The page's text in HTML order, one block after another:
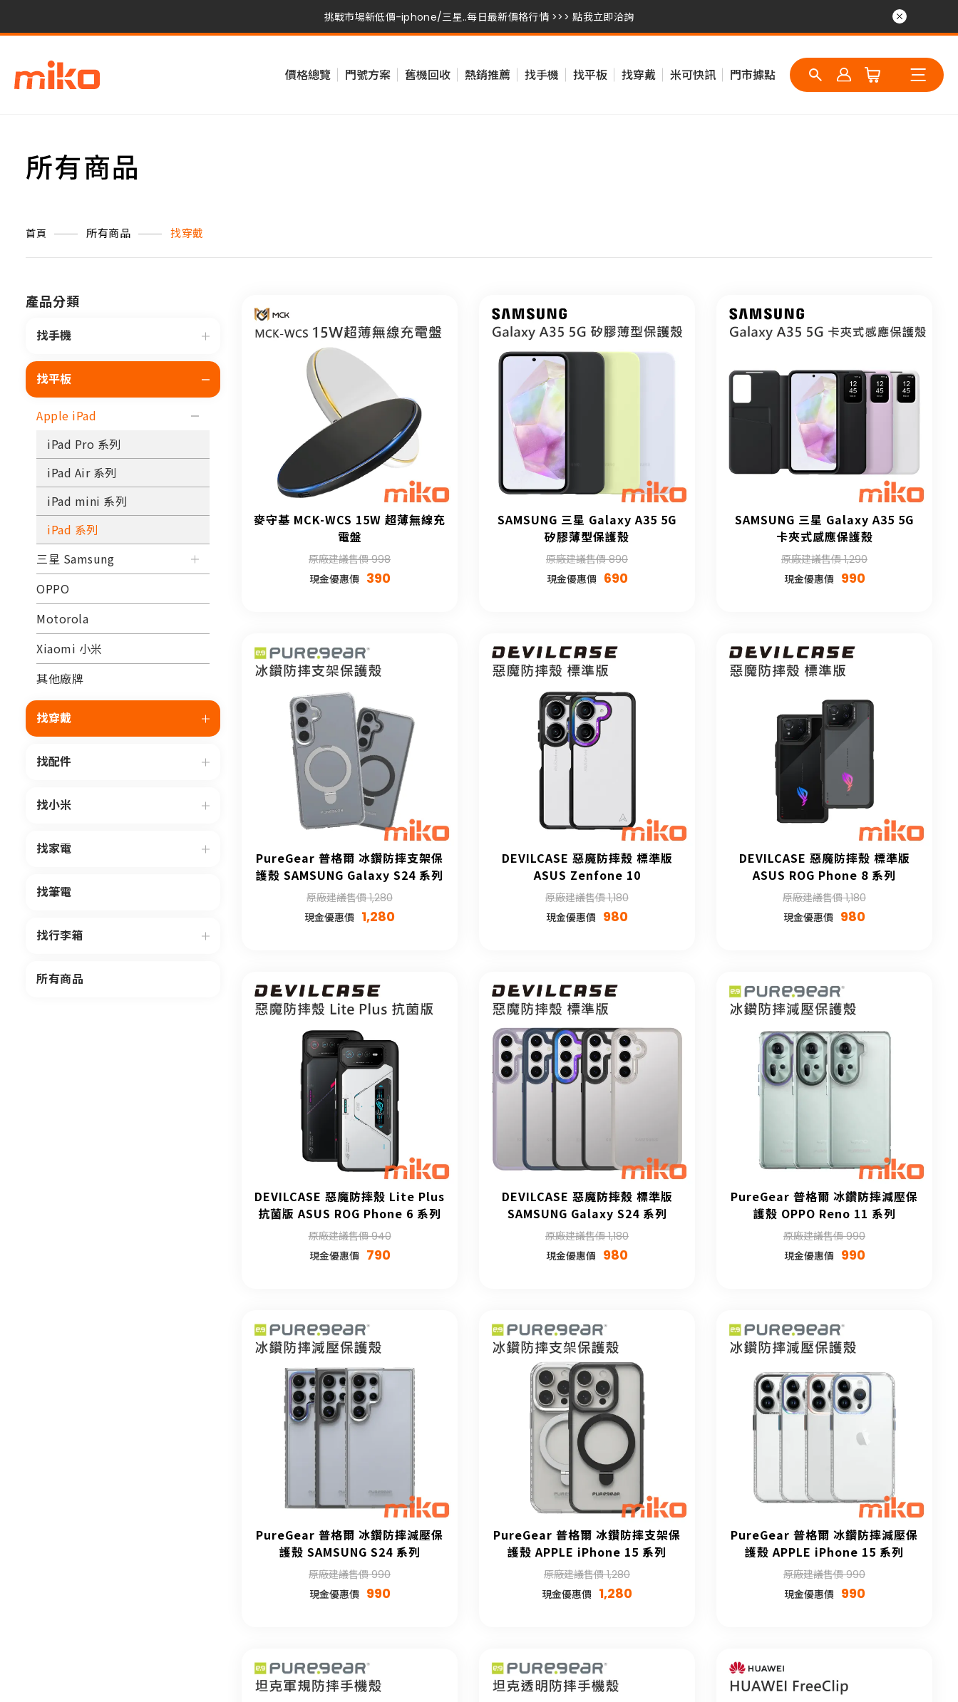
挑戰市場新低價-iphone/三星..每日最新價格行情 >>> 點我立即洽詢
挑戰市場新低價-iphone/三星..每日最新價格行情 >>> 點我立即洽詢
價格總覽 門號方案 舊機回收 熱銷推薦 找手機 找平板 找穿戴 米可快訊 門市據點
所有商品
首頁 所有商品 找穿戴
產品分類
找手機
找平板
Apple iPad
iPad Pro 系列
iPad Air 系列
iPad mini 系列
iPad 系列
三星 Samsung
OPPO
Motorola
Xiaomi 小米
其他廠牌
找穿戴
找配件
找小米
找家電
找筆電
找行李箱
所有商品
麥守基 MCK-WCS 15W 超薄無線充
電盤
原廠建議售價 998
現金優惠價 390
SAMSUNG 三星 Galaxy A35 5G
矽膠薄型保護殼
原廠建議售價 890
現金優惠價 690
SAMSUNG 三星 Galaxy A35 5G
卡夾式感應保護殼
原廠建議售價 1,290
現金優惠價 990
PureGear 普格爾 冰鑽防摔支架保
護殼 SAMSUNG Galaxy S24 系列
原廠建議售價 1,280
現金優惠價 1,280
DEVILCASE 惡魔防摔殼 標準版
ASUS Zenfone 10
原廠建議售價 1,180
現金優惠價 980
DEVILCASE 惡魔防摔殼 標準版
ASUS ROG Phone 8 系列
原廠建議售價 1,180
現金優惠價 980
DEVILCASE 惡魔防摔殼 Lite Plus
抗菌版 ASUS ROG Phone 6 系列
原廠建議售價 940
現金優惠價 790
DEVILCASE 惡魔防摔殼 標準版
SAMSUNG Galaxy S24 系列
原廠建議售價 1,180
現金優惠價 980
PureGear 普格爾 冰鑽防摔減壓保
護殼 OPPO Reno 11 系列
原廠建議售價 990
現金優惠價 990
PureGear 普格爾 冰鑽防摔減壓保
護殼 SAMSUNG S24 系列
原廠建議售價 990
現金優惠價 990
PureGear 普格爾 冰鑽防摔支架保
護殼 APPLE iPhone 15 系列
原廠建議售價 1,280
現金優惠價 1,280
PureGear 普格爾 冰鑽防摔減壓保
護殼 APPLE iPhone 15 系列
原廠建議售價 990
現金優惠價 990